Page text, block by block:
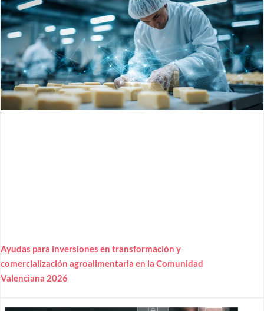
Ayudas para inversiones en transformación y
comercialización agroalimentaria en la Comunidad
Valenciana 2026